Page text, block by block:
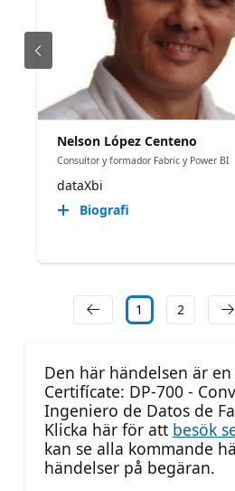
Nelson López Centeno
Consultor y formador Fabric y Power BI
dataXbi
Biografi
1 2
Den här händelsen är
Certifícate: DP-700 -
Ingeniero de Datos de
Klicka här för att besök
kan se alla kommande
händelser på begäran.